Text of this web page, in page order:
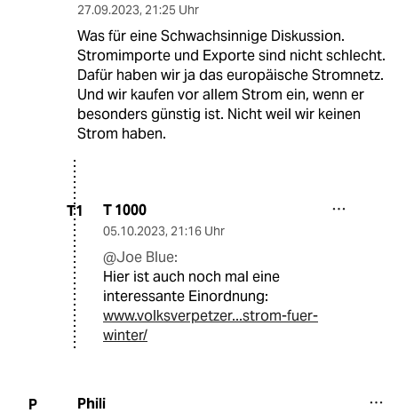
27.09.2023, 21:25 Uhr
Was für eine Schwachsinnige Diskussion.
Stromimporte und Exporte sind nicht schlecht.
Dafür haben wir ja das europäische Stromnetz.
Und wir kaufen vor allem Strom ein, wenn er
besonders günstig ist. Nicht weil wir keinen
Strom haben.
T1 T 1000
05.10.2023, 21:16 Uhr
@Joe Blue:
Hier ist auch noch mal eine
interessante Einordnung:
www.volksverpetzer...strom-fuer-
winter/
P Phili